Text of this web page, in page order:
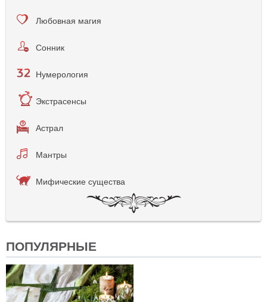
Любовная магия
Сонник
Нумерология
Экстрасенсы
Астрал
Мантры
Мифические существа
ПОПУЛЯРНЫЕ